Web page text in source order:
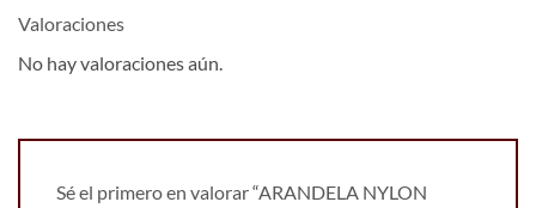
Valoraciones
No hay valoraciones aún.
Sé el primero en valorar “ARANDELA NYLON